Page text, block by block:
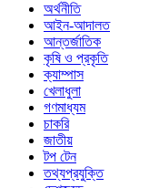
অর্থনীতি
আইন-আদালত
আন্তর্জাতিক
কৃষি ও প্রকৃতি
ক্যাম্পাস
খেলাধুলা
গণমাধ্যম
চাকরি
জাতীয়
টপ টেন
তথ্যপ্রযুক্তি